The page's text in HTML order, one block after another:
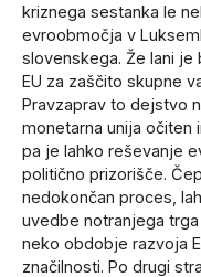
kriznega sestanka le
evroobmočja v
slovenskega. Že lani
EU za zaščito skupne
Pravzaprav to dejstvo
monetarna unija očiten
pa je lahko reševanje
politično prizorišče.
nedokončan proces,
uvedbe notranjega
neko obdobje razvoja
značilnosti. Po drugi